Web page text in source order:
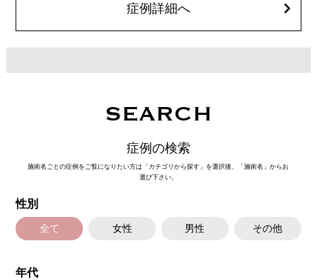
オプション：笑気麻酔 3,300円(税込)症例詳細へ
SEARCH
症例の検索
施術名ごとの症例をご覧になりたい方は「カテゴリから探す」を選択後、「施術名」からお
選び下さい。
性別
全て 女性 男性 その他
年代